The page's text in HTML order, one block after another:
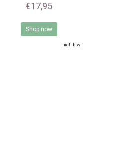
€17,95
Shop now
Incl. btw